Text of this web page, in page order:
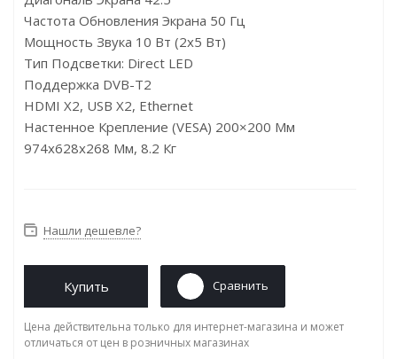
Частота Обновления Экрана 50 Гц
Мощность Звука 10 Вт (2х5 Вт)
Тип Подсветки: Direct LED
Поддержка DVB-T2
HDMI X2, USB X2, Ethernet
Настенное Крепление (VESA) 200×200 Мм
974x628x268 Мм, 8.2 Кг
Нашли дешевле?
Купить Сравнить
Цена действительна только для интернет-магазина и может
отличаться от цен в розничных магазинах